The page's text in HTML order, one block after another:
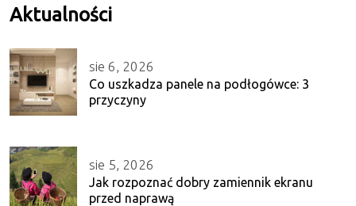
Aktualności
sie 6, 2026
Co uszkadza panele na podłogówce: 3
przyczyny
sie 5, 2026
Jak rozpoznać dobry zamiennik ekranu
przed naprawą